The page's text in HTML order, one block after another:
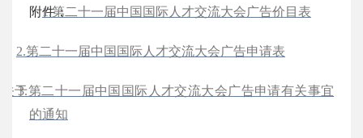
附件：
1.第二十一届中国国际人才交流大会广告价目表
2.第二十一届中国国际人才交流大会广告申请表
3.
关于第二十一届中国国际人才交流大会广告申请有关事宜
的通知